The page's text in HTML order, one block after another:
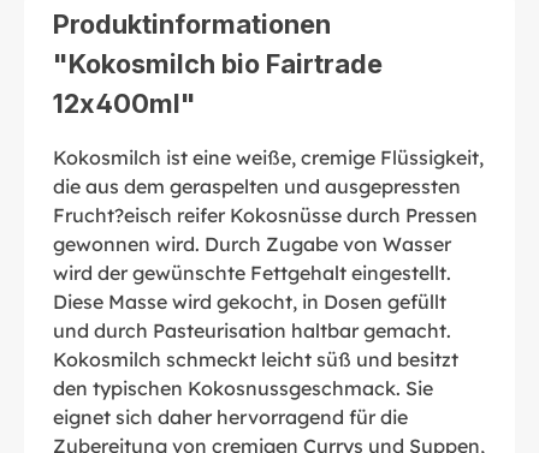
Produktinformationen
"Kokosmilch bio Fairtrade
12x400ml"
Kokosmilch ist eine weiße, cremige Flüssigkeit,
die aus dem geraspelten und ausgepressten
Frucht?eisch reifer Kokosnüsse durch Pressen
gewonnen wird. Durch Zugabe von Wasser
wird der gewünschte Fettgehalt eingestellt.
Diese Masse wird gekocht, in Dosen gefüllt
und durch Pasteurisation haltbar gemacht.
Kokosmilch schmeckt leicht süß und besitzt
den typischen Kokosnussgeschmack. Sie
eignet sich daher hervorragend für die
Zubereitung von cremigen Currys und Suppen,